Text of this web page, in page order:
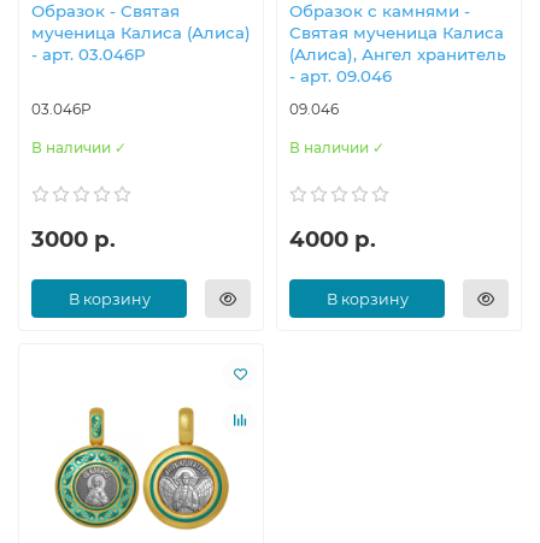
Образок - Святая
мученица Калиса (Алиса)
- арт. 03.046Р
03.046Р
В наличии ✓
3000 р.
В корзину
Образок с камнями -
Святая мученица Калиса
(Алиса), Ангел хранитель
- арт. 09.046
09.046
В наличии ✓
4000 р.
В корзину